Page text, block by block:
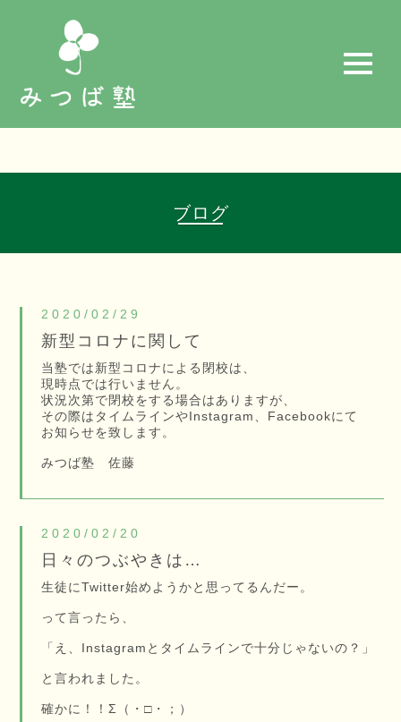
t
o
e
ブログ
2020/02/29
新型コロナに関して
当塾では新型コロナによる閉校は、
現時点では行いません。
状況次第で閉校をする場合はありますが、
その際はタイムラインやInstagram、Facebookにて
お知らせを致します。
みつば塾 佐藤
2020/02/20
日々のつぶやきは…
生徒にTwitter始めようかと思ってるんだー。
って言ったら、
「え、Instagramとタイムラインで十分じゃないの？」
と言われました。
確かに！！Σ（・□・；）